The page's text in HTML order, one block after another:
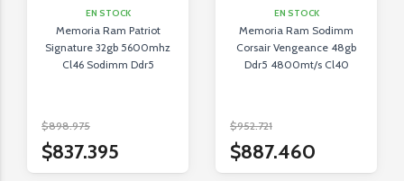
EN STOCK
Memoria Ram Patriot
Signature 32gb 5600mhz
Cl46 Sodimm Ddr5
$898.975
$837.395
EN STOCK
Memoria Ram Sodimm
Corsair Vengeance 48gb
Ddr5 4800mt/s Cl40
$952.721
$887.460